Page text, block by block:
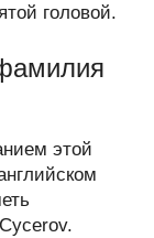
головой.
этой